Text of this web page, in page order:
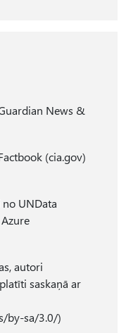
News &
(cia.gov)
UNData
autori
saskaņā ar
by-sa/3.0/)